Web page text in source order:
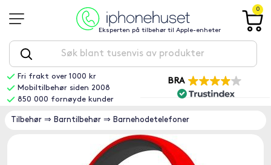
Eksperten på tilbehør til Apple-enheter
0
Fri frakt over 1000 kr
Mobiltilbehør siden 2008
850 000 fornøyde kunder
BRA
Tilbehør ⇒ Barntilbehør ⇒ Barnehodetelefoner